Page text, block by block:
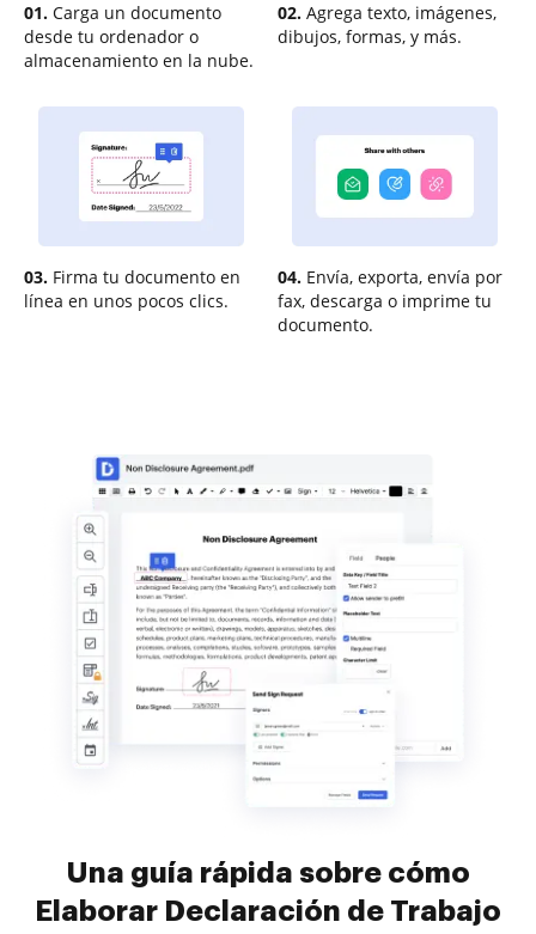
01. Carga un documento
desde tu ordenador o
almacenamiento en la nube.
02. Agrega texto, imágenes,
dibujos, formas, y más.
03. Firma tu documento en
línea en unos pocos clics.
04. Envía, exporta, envía por
fax, descarga o imprime tu
documento.
Una guía rápida sobre cómo
Elaborar Declaración de Trabajo